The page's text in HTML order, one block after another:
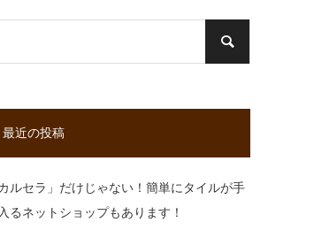
最近の投稿
カルセラ」だけじゃない！簡単にタイルが手
るネットショップもあります！